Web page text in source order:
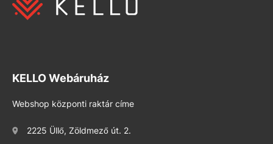
KELLO Webáruház
Webshop központi raktár címe
2225 Üllő, Zöldmező út. 2.